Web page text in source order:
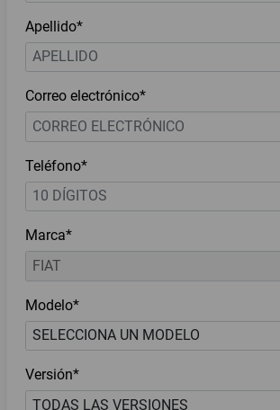
Apellido*
Correo electrónico*
Teléfono*
Marca*
Modelo*
Versión*